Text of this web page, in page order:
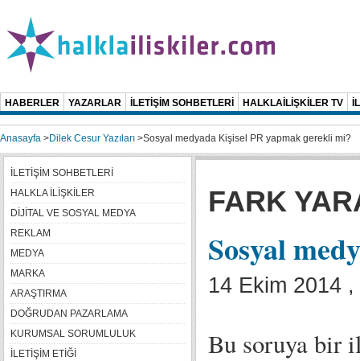
HABERLER YAZARLAR İLETİŞİM SOHBETLERİ HALKLAİLİŞKİLER TV
Anasayfa >Dilek Cesur Yazıları >Sosyal medyada Kişisel PR yapmak gerekli mi?
FARK
Sosyal
14 Ekim 2014 ,
Bu soruya bir
İLETİŞİM SOHBETLERİ
HALKLA İLİŞKİLER
DİJİTAL VE SOSYAL MEDYA
REKLAM
MEDYA
MARKA
ARAŞTIRMA
DOĞRUDAN PAZARLAMA
KURUMSAL SORUMLULUK
İLETİŞİM ETİĞİ